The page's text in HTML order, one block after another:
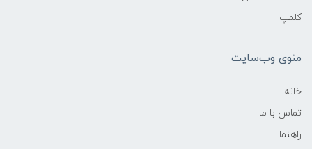
کلمپ
منوی وب‌سایت
خانه
تماس با ما
راهنما